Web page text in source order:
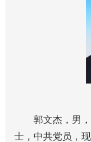
郭文杰，男，
士，中共党员，